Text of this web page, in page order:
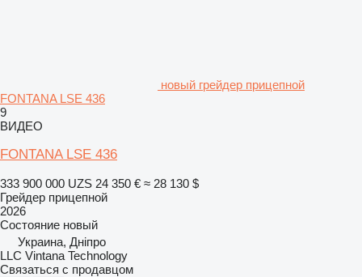
новый грейдер прицепной
FONTANA LSE 436
9
ВИДЕО
FONTANA LSE 436
333 900 000 UZS 24 350 € ≈ 28 130 $
Грейдер прицепной
2026
Состояние новый
Украина, Дніпро
LLC Vintana Technology
Связаться с продавцом